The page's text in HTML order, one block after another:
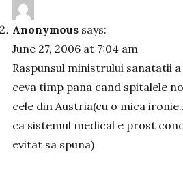
Anonymous says:
June 27, 2006 at 7:04 am
Raspunsul ministrului sanatatii
ceva timp pana cand spitalele
cele din Austria(cu o mica
ca sistemul medical e prost
evitat sa spuna)